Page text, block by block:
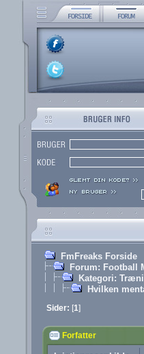
FmFreaks Forside
Forum: Football
Kategori:
Hvilken
Sider: [1]
Forfatter